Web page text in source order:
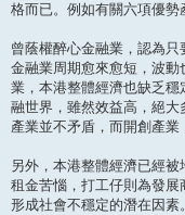
格而已。例如有關六項優勢
曾蔭權醉心金融業，認為只
金融業周期愈來愈短，波
業，本港整體經濟也缺乏
融世界，雖然效益高，絕
產業並不矛盾，而開創產業
另外，本港整體經濟已經
租金苦惱，打工仔則為發展
形成社會不穩定的潛在因